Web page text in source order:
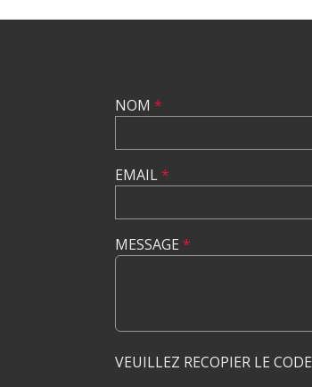
NOM *
EMAIL*
MESSAGE *
VEUILLEZ RECOPIER LE CODE